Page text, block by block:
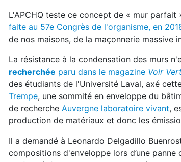
L'APCHQ teste ce concept de « mur parfait
faite au 57e Congrès de l'organisme, en
de nos maisons, de la maçonnerie
La résistance à la condensation des murs
recherchée paru dans le magazine Voir
des étudiants de l'Université Laval, axé
Trempe, une sommité en enveloppe du
de recherche Auvergne laboratoire vivant,
production de matériaux et donc les
Il a demandé à Leonardo Delgadillo
compositions d'enveloppe lors d’une